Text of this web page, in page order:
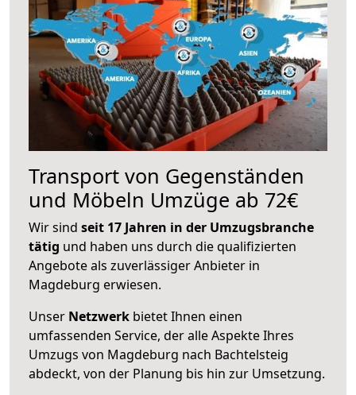
Transport von Gegenständen
und Möbeln Umzüge ab 72€
Wir sind seit 17 Jahren in der Umzugsbranche
tätig und haben uns durch die qualifizierten
Angebote als zuverlässiger Anbieter in
Magdeburg erwiesen.
Unser Netzwerk bietet Ihnen einen
umfassenden Service, der alle Aspekte Ihres
Umzugs von Magdeburg nach Bachtelsteig
abdeckt, von der Planung bis hin zur Umsetzung.